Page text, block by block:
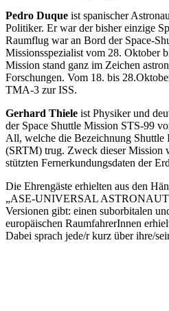
Pedro Duque ist spanischer
Politiker. Er war der bisher einzige
Raumflug war an Bord der Space-
Missionsspezialist vom 28. Oktober
Mission stand ganz im Zeichen
Forschungen. Vom 18. bis
TMA-3 zur ISS.
Gerhard Thiele ist Physiker und
der Space Shuttle Mission STS-99
All, welche die Bezeichnung Shuttle
(SRTM) trug. Zweck dieser Mission
stützten Fernerkundungsdaten der
Die Ehrengäste erhielten aus den
„ASE-UNIVERSAL ASTRONAUT
Versionen gibt: einen suborbitalen
europäischen RaumfahrerInnen
Dabei sprach jede/r kurz über ihre/